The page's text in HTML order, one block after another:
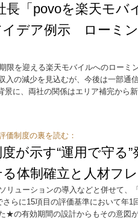
長「povoを楽天モバ
デア例示 ローミン
限を迎える楽天モバイルへのローミ
入の減少を見込むが、今後は一部通
景に、両社の関係はエリア補完から
制度の裏を読む：
が示す“運用で守る
体制確立と人材フ
リューションの導入などと併せて、
らに15項目の評価基準において年1
★の有効期間の設計からもその意図